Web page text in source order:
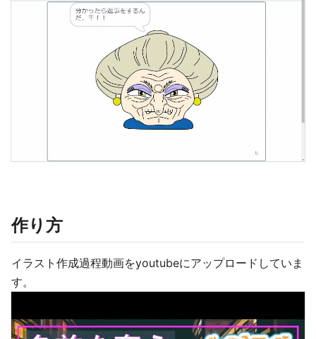
作り方
イラスト作成過程動画をyoutubeにアップロードしていま
す。